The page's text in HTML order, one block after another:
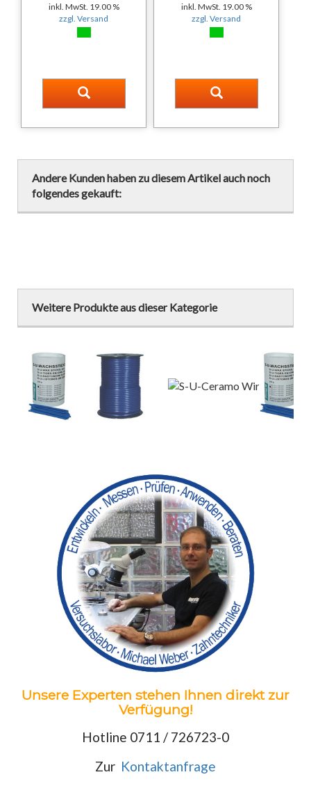
inkl. MwSt. 19.00 %
zzgl. Versand
inkl. MwSt. 19.00 %
zzgl. Versand
Andere Kunden haben zu diesem Artikel auch noch
folgendes gekauft:
Weitere Produkte aus dieser Kategorie
Unsere Experten stehen Ihnen direkt zur
Verfügung!
Hotline 0711 / 726723-0
Zur Kontaktanfrage